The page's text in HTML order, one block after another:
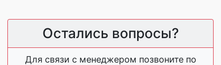
Остались вопросы?
Для связи с менеджером позвоните по